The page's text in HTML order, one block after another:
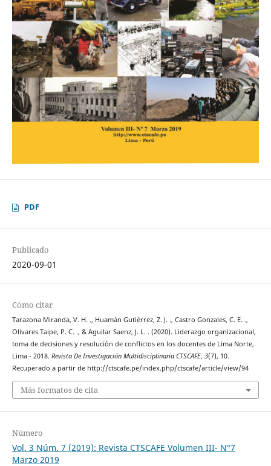
PDF
Publicado
2020-09-01
Cómo citar
Tarazona Miranda, V. H. ., Huamán Gutiérrez, Z. J. ., Castro Gonzales, C. E. .,
Olivares Taipe, P. C. ., & Aguilar Saenz, J. L. . (2020). Liderazgo organizacional,
toma de decisiones y resolución de conflictos en los docentes de Lima Norte,
Lima - 2018. Revista De Investigación Multidisciplinaria CTSCAFE, 3(7), 10.
Recuperado a partir de http://ctscafe.pe/index.php/ctscafe/article/view/94
Más formatos de cita
Número
Vol. 3 Núm. 7 (2019): Revista CTSCAFE Volumen III- N°7
Marzo 2019